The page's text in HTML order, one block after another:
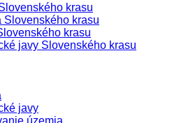
krasu
Slovenského krasu
krasu
javy Slovenského krasu
javy
územia